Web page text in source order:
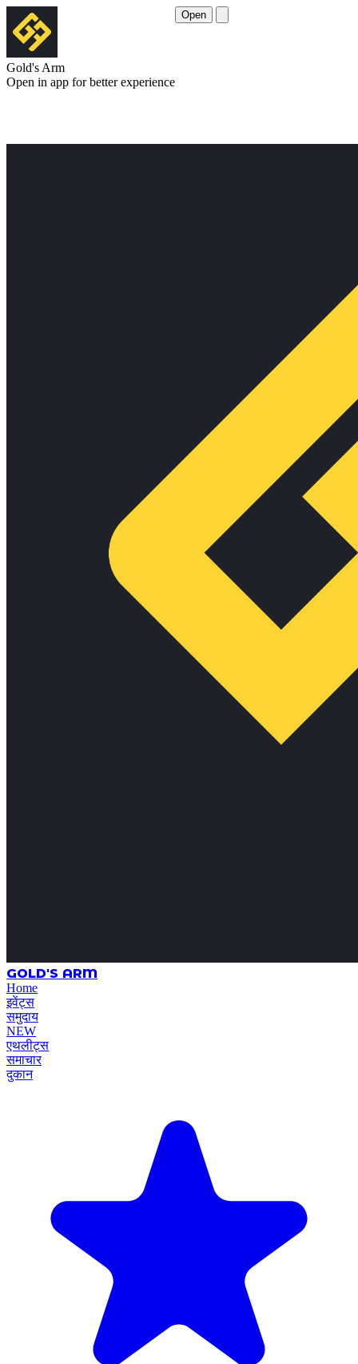
Gold's Arm
Open in app for better experience
Open
GOLD'S ARM
Home
इवेंट्स
समुदाय
NEW
एथलीट्स
समाचार
दुकान